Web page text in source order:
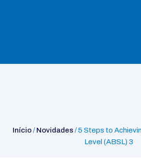
Início/Novidades/ 5 Steps to
Level (ABSL) 3